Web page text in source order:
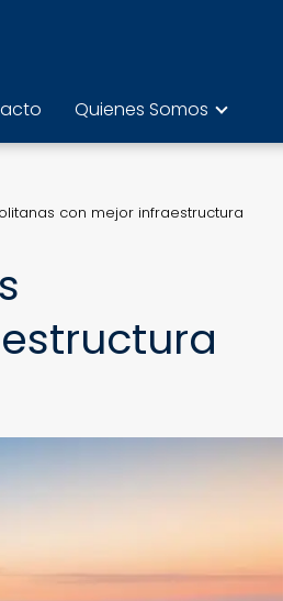
Quienes Somos
con mejor infraestructura